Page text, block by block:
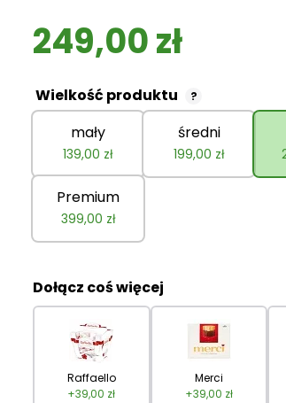
249,00zł
Wielkość produktu ?
139,00 zł
mały
199,00 zł
średni
399,00 zł
Premium
Dołącz coś więcej
Raffaello
+39,00 zł
Merci
+39,00 zł